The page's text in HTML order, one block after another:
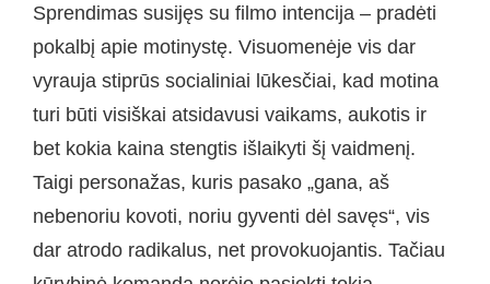
Sprendimas susijęs su filmo intencija – pradėti
pokalbį apie motinystę. Visuomenėje vis dar
vyrauja stiprūs socialiniai lūkesčiai, kad motina
turi būti visiškai atsidavusi vaikams, aukotis ir
bet kokia kaina stengtis išlaikyti šį vaidmenį.
Taigi personažas, kuris pasako „gana, aš
nebenoriu kovoti, noriu gyventi dėl savęs“, vis
dar atrodo radikalus, net provokuojantis. Tačiau